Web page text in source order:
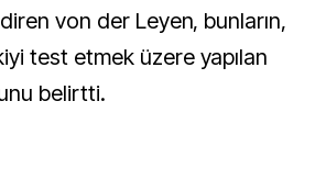
von der Leyen, bunların,
test etmek üzere yapılan
belirtti.